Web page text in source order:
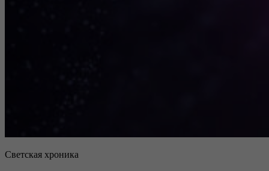
Светская хроника